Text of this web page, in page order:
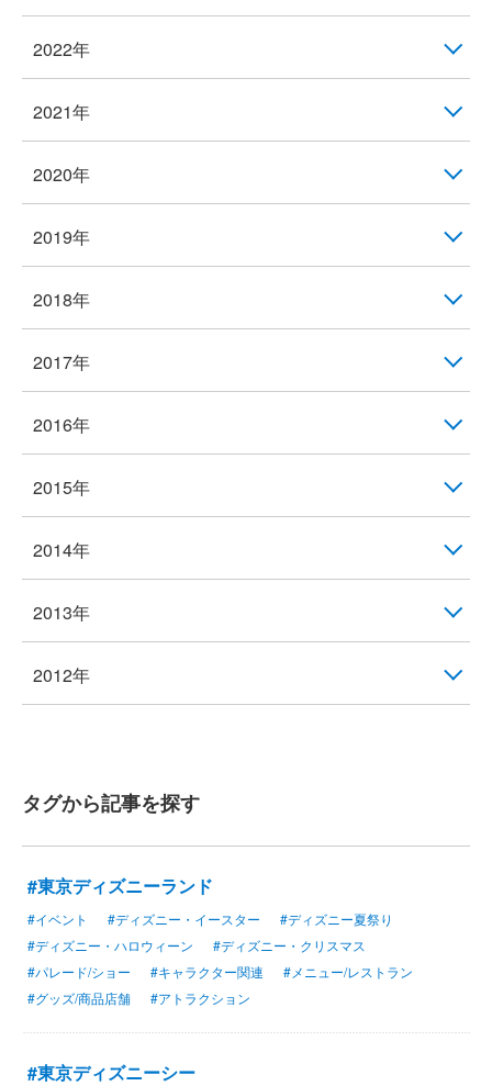
2022年
2021年
2020年
2019年
2018年
2017年
2016年
2015年
2014年
2013年
2012年
タグから記事を探す
#東京ディズニーランド
#イベント #ディズニー・イースター
#ディズニー夏祭り
#ディズニー・ハロウィーン
#ディズニー・クリスマス
#パレード/ショー
#キャラクター関連
#メニュー/レストラン
#グッズ/商品店舗
#アトラクション
#東京ディズニーシー